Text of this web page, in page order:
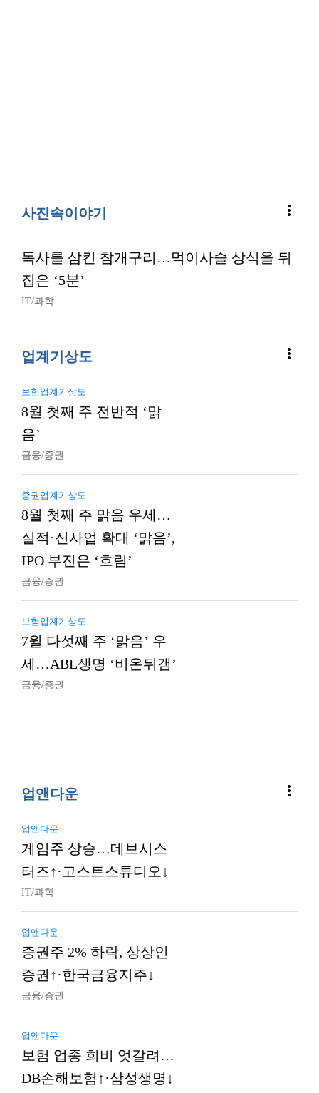
사진속이야기 more_vert
독사를 삼킨 참개구리…먹이사슬 상식을 뒤
집은 ‘5분’
IT/과학
업계기상도 more_vert
보험업계기상도
8월 첫째 주 전반적 ‘맑
음’
금융/증권
증권업계기상도
8월 첫째 주 맑음 우세…
실적·신사업 확대 ‘맑음’,
IPO 부진은 ‘흐림’
금융/증권
보험업계기상도
7월 다섯째 주 ‘맑음’ 우
세…ABL생명 ‘비온뒤갬’
금융/증권
업앤다운 more_vert
업앤다운
게임주 상승…데브시스
터즈↑·고스트스튜디오↓
IT/과학
업앤다운
증권주 2% 하락, 상상인
증권↑·한국금융지주↓
금융/증권
업앤다운
보험 업종 희비 엇갈려…
DB손해보험↑·삼성생명↓